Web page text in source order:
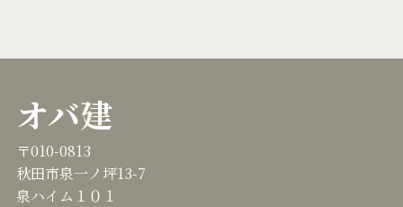
オバ建
〒010-0813
秋田市泉一ノ坪13-7
泉ハイム１０１